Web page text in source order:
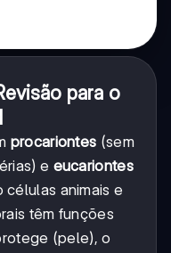
para o
procariontes (sem
e eucariontes
animais e
têm funções
(pele), o